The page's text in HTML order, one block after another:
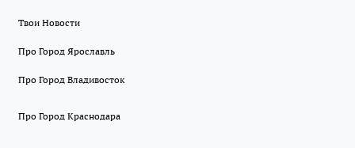
Твои Новости
Про Город Ярославль
Про Город Владивосток
Про Город Краснодара